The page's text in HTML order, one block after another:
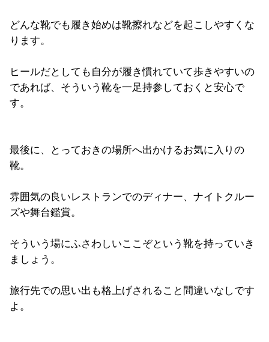
どんな靴でも履き始めは靴擦れなどを起こしやすくな
ります。
ヒールだとしても自分が履き慣れていて歩きやすいの
であれば、そういう靴を一足持参しておくと安心で
す。
最後に、とっておきの場所へ出かけるお気に入りの
靴。
雰囲気の良いレストランでのディナー、ナイトクルー
ズや舞台鑑賞。
そういう場にふさわしいここぞという靴を持っていき
ましょう。
旅行先での思い出も格上げされること間違いなしです
よ。